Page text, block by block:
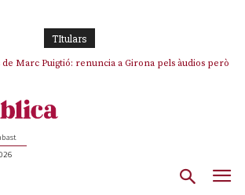
TItulars
Marc Puigtió: renuncia a Girona pels àudios però
quedi “fora” del repartiment dels menors